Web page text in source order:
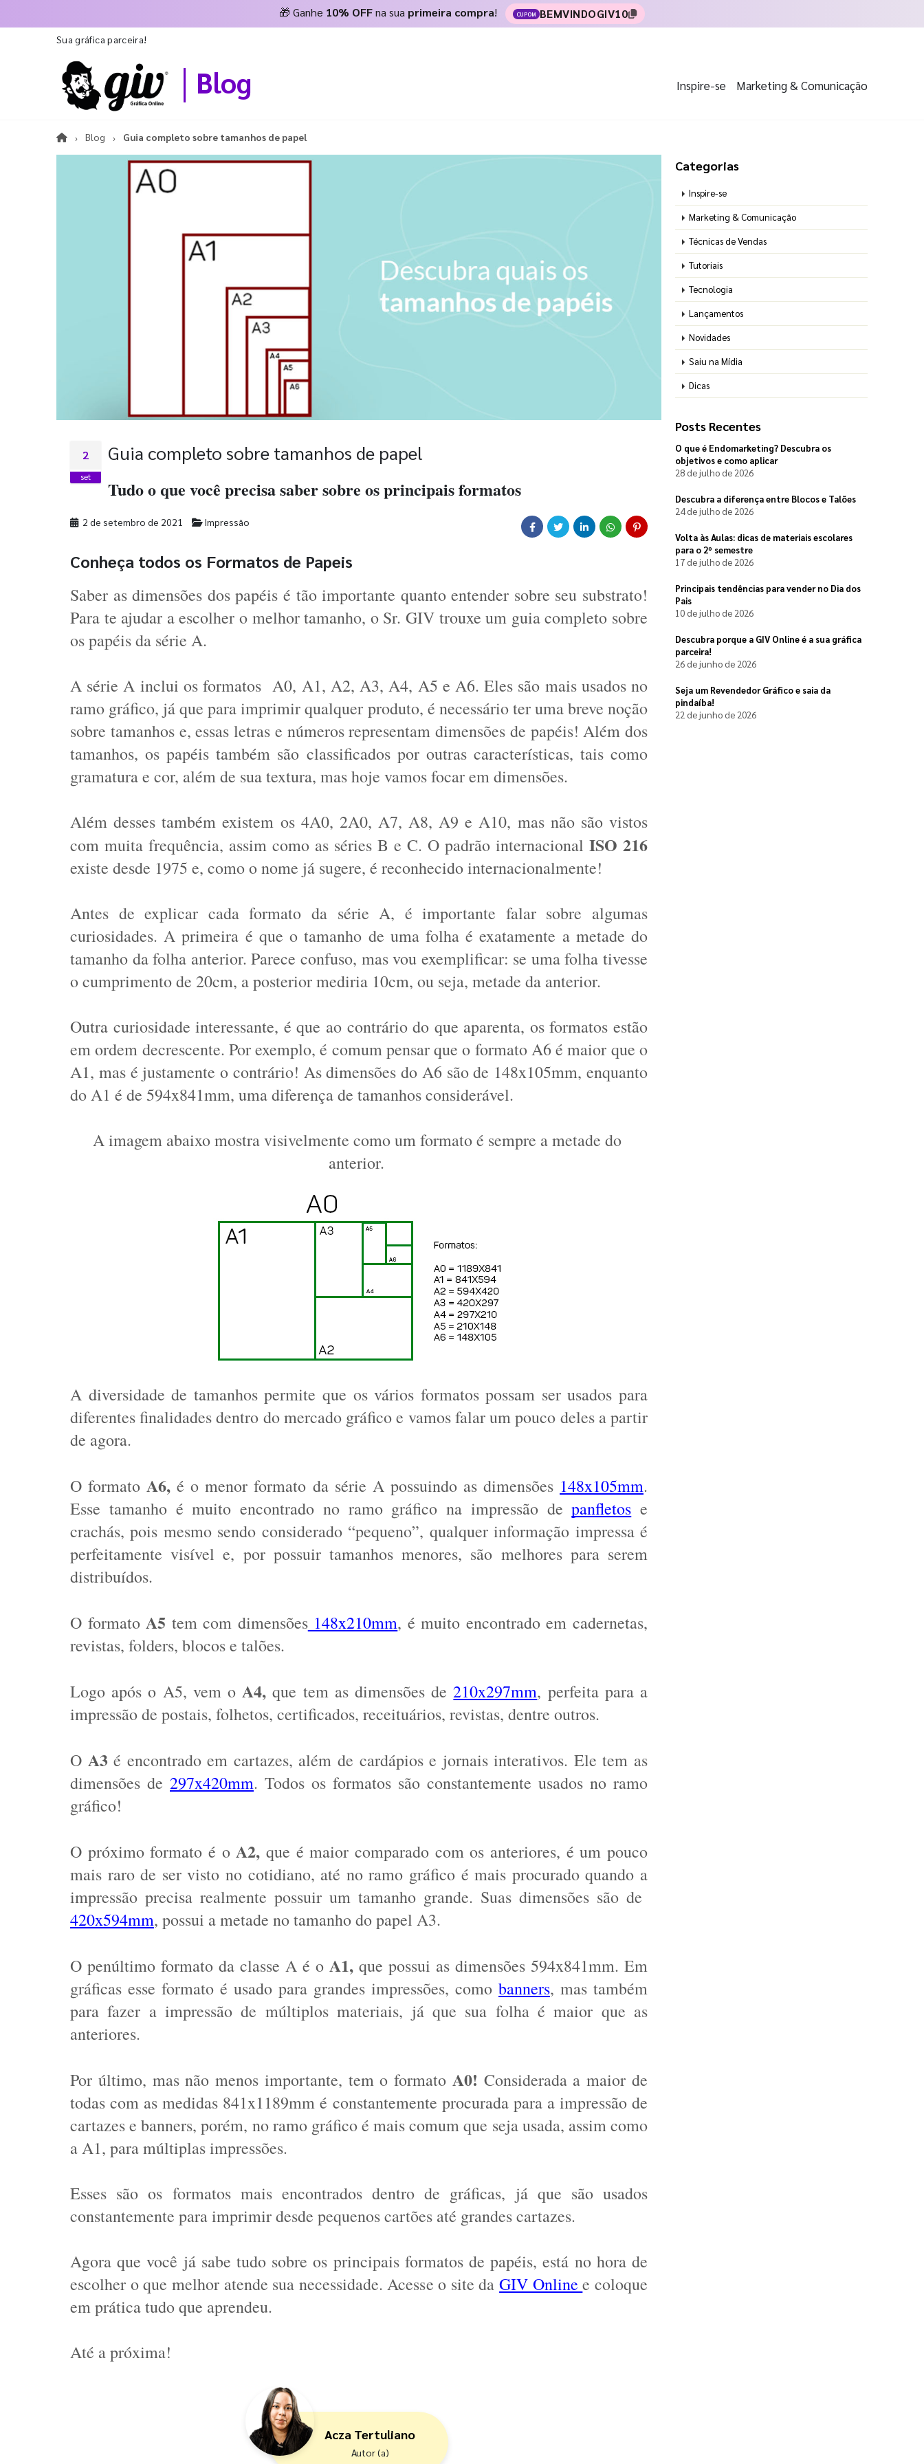
🎁 Ganhe 10% OFFna sua primeira compra! CUPOM BEMVINDOGIV10
Sua gráfica parceira!
Blog Inspire-se Marketing & Comunicação
Blog Guia completo sobre tamanhos de papel
2
set
Guia completo sobre tamanhos de papel
Tudo o que você precisa saber sobre os principais formatos
2 de setembro de 2021 Impressão
Conheça todos os Formatos de Papeis
Saber as dimensões dos papéis é tão importante quanto entender sobre seu substrato!
Para te ajudar a escolher o melhor tamanho, o Sr. GIV trouxe um guia completo sobre
os papéis da série A.
A série A inclui os formatos  A0, A1, A2, A3, A4, A5 e A6. Eles são mais usados no
ramo gráfico, já que para imprimir qualquer produto, é necessário ter uma breve noção
sobre tamanhos e, essas letras e números representam dimensões de papéis! Além dos
tamanhos, os papéis também são classificados por outras características, tais como
gramatura e cor, além de sua textura, mas hoje vamos focar em dimensões.
Além desses também existem os 4A0, 2A0, A7, A8, A9 e A10, mas não são vistos
com muita frequência, assim como as séries B e C. O padrão internacional
existe desde 1975 e, como o nome já sugere, é reconhecido internacionalmente!
Antes de explicar cada formato da série A, é importante falar sobre algumas
curiosidades. A primeira é que o tamanho de uma folha é exatamente a metade do
tamanho da folha anterior. Parece confuso, mas vou exemplificar: se uma folha tivesse
o cumprimento de 20cm, a posterior mediria 10cm, ou seja, metade da anterior.
Outra curiosidade interessante, é que ao contrário do que aparenta, os formatos estão
em ordem decrescente. Por exemplo, é comum pensar que o formato A6 é maior que o
A1, mas é justamente o contrário! As dimensões do A6 são de 148x105mm, enquanto
do A1 é de 594x841mm, uma diferença de tamanhos considerável.
A imagem abaixo mostra visivelmente como um formato é sempre a metade do
anterior.
A diversidade de tamanhos permite que os vários formatos possam ser usados para
diferentes finalidades dentro do mercado gráfico e vamos falar um pouco deles a partir
de agora.
O formato A6, é o menor formato da série A possuindo as dimensões 148x105mm.
Esse tamanho é muito encontrado no ramo gráfico na impressão de panfletos e
crachás, pois mesmo sendo considerado “pequeno”, qualquer informação impressa é
perfeitamente visível e, por possuir tamanhos menores, são melhores para serem
distribuídos.
O formato A5 tem com dimensões 148x210mm, é muito encontrado em cadernetas,
revistas, folders, blocos e talões.
Logo após o A5, vem o A4, que tem as dimensões de 210x297mm, perfeita para a
impressão de postais, folhetos, certificados, receituários, revistas, dentre outros.
O A3 é encontrado em cartazes, além de cardápios e jornais interativos. Ele tem as
dimensões de 297x420mm. Todos os formatos são constantemente usados no ramo
gráfico!
O próximo formato é o A2, que é maior comparado com os anteriores, é um pouco
mais raro de ser visto no cotidiano, até no ramo gráfico é mais procurado quando a
420x594mm, possui a metade no tamanho do papel A3.
O penúltimo formato da classe A é o A1, que possui as dimensões 594x841mm. Em
gráficas esse formato é usado para grandes impressões, como banners, mas também
para fazer a impressão de múltiplos materiais, já que sua folha é maior que as
anteriores.
Por último, mas não menos importante, tem o formato A0! Considerada a maior de
todas com as medidas 841x1189mm é constantemente procurada para a impressão de
cartazes e banners, porém, no ramo gráfico é mais comum que seja usada, assim como
a A1, para múltiplas impressões.
Esses são os formatos mais encontrados dentro de gráficas, já que são usados
constantemente para imprimir desde pequenos cartões até grandes cartazes.
Agora que você já sabe tudo sobre os principais formatos de papéis, está no hora de
escolher o que melhor atende sua necessidade. Acesse o site da GIV Online e coloque
em prática tudo que aprendeu.
Até a próxima!
Acza Tertuliano
Autor (a)
Categorias
Inspire-se
Marketing & Comunicação
Técnicas de Vendas
Tutoriais
Tecnologia
Lançamentos
Novidades
Saiu na Mídia
Dicas
Posts Recentes
O que é Endomarketing? Descubra os
objetivos e como aplicar
28 de julho de 2026
Descubra a diferença entre Blocos e Talões
24 de julho de 2026
Volta às Aulas: dicas de materiais escolares
para o 2º semestre
17 de julho de 2026
Principais tendências para vender no Dia dos
Pais
10 de julho de 2026
Descubra porque a GIV Online é a sua gráfica
parceira!
26 de junho de 2026
Seja um Revendedor Gráfico e saia da
pindaíba!
22 de junho de 2026